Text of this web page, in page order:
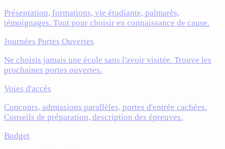
Présentation, formations, vie étudiante, palmarès,
témoignages. Tout pour choisir en connaissance de cause.
Journées Portes Ouvertes
Ne choisis jamais une école sans l'avoir visitée. Trouve les
prochaines portes ouvertes.
Voies d'accès
Concours, admissions parallèles, portes d'entrée cachées.
Conseils de préparation, description des épreuves.
Budget